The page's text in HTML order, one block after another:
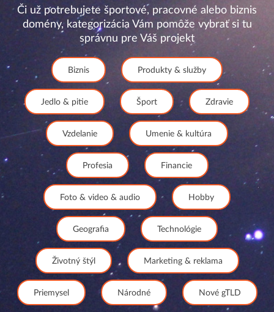
Či už potrebujete športové, pracovné alebo biznis
domény, kategorizácia Vám pomôže vybrať si tu
správnu pre Váš projekt
Biznis Produkty & služby
Jedlo & pitie Šport Zdravie
Vzdelanie Umenie & kultúra
Profesia Financie
Foto & video & audio Hobby
Geografia Technológie
Životný štýl Marketing & reklama
Priemysel Národné Nové gTLD